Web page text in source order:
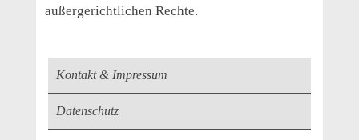
außergerichtlichen Rechte.
Kontakt & Impressum
Datenschutz